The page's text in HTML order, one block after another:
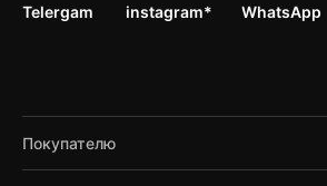
WhatsApp
Telergam instagram*
Покупателю